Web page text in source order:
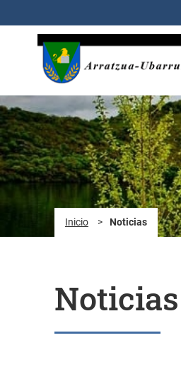
Inicio > Noticias
Noticias